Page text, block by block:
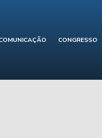
CONGRESSO